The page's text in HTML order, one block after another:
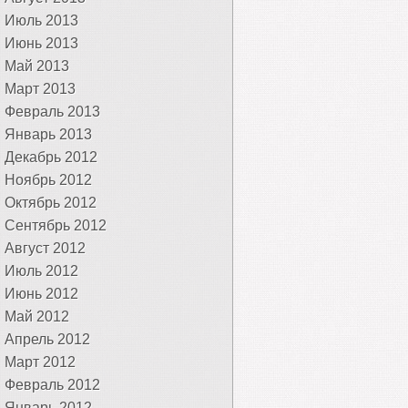
Июль 2013
Июнь 2013
Май 2013
Март 2013
Февраль 2013
Январь 2013
Декабрь 2012
Ноябрь 2012
Октябрь 2012
Сентябрь 2012
Август 2012
Июль 2012
Июнь 2012
Май 2012
Апрель 2012
Март 2012
Февраль 2012